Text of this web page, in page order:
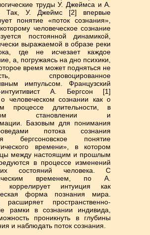
труды У. Джеймса и А.
Так, У. Джеймс [2] впервые
понятие «поток сознания»,
человеческое сознание
постоянной динамикой,
выражаемой в образе реки
где не исчезает каждое
а, погружаясь на дно психики,
время может подняться не
спровоцированное
импульсом. Французский
интуитивист А. Бергсон [1]
о человеческом сознании как о
процессе длительности, в
становлении и
Базовым для понимания
потока сознания
бергсоновское понятие
времени», в котором
между настоящим и прошлым
в процессе изменений
состояний человека. С
временем, по А.
коррелирует интуиция как
форма познания мира.
расширяет пространственно-
рамки в сознании индивида,
проникнуть в глубины
и наблюдать поток сознания.